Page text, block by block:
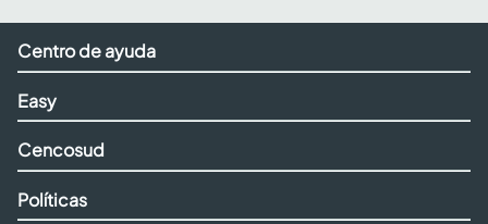
Centro de ayuda
Easy
Cencosud
Políticas